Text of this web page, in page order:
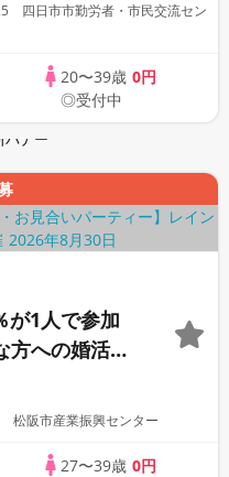
四日市市勤労者・市民交流セン
20〜39歳 0円
◎受付中
が1人で参加
への婚活パ
松阪市産業振興センター
27〜39歳 0円